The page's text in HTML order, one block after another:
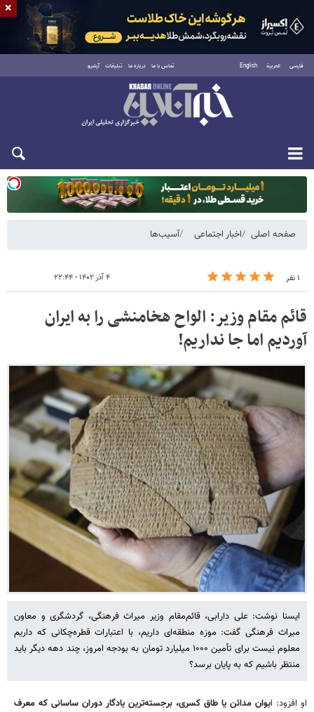
فارسی العربية English تماس با ما درباره ما تبلیغات آرشیو
دوشنبه ۱۹ مرداد ۱۴۰۵
صفحه اصلی اخبار اجتماعی آسیب‌ها
۱ نفر ۴ آذر ۱۴۰۲ - ۲۲:۴۴
قائم مقام وزیر: الواح هخامنشی را به ایران
آوردیم اما جا نداریم!
ایسنا نوشت: علی دارابی، قائم‌مقام وزیر میراث فرهنگی، گردشگری و معاون
میراث فرهنگی گفت: موزه منطقه‌ای داریم، با اعتبارات قطره‌چکانی که داریم
معلوم نیست برای تأمین ۱۰۰۰ میلیارد تومان به بودجه امروز، چند دهه دیگر باید
منتظر باشیم که به پایان برسد؟
او افزود: ایوان مدائن یا طاق کسری، برجسته‌ترین یادگار دوران ساسانی که معرف
×